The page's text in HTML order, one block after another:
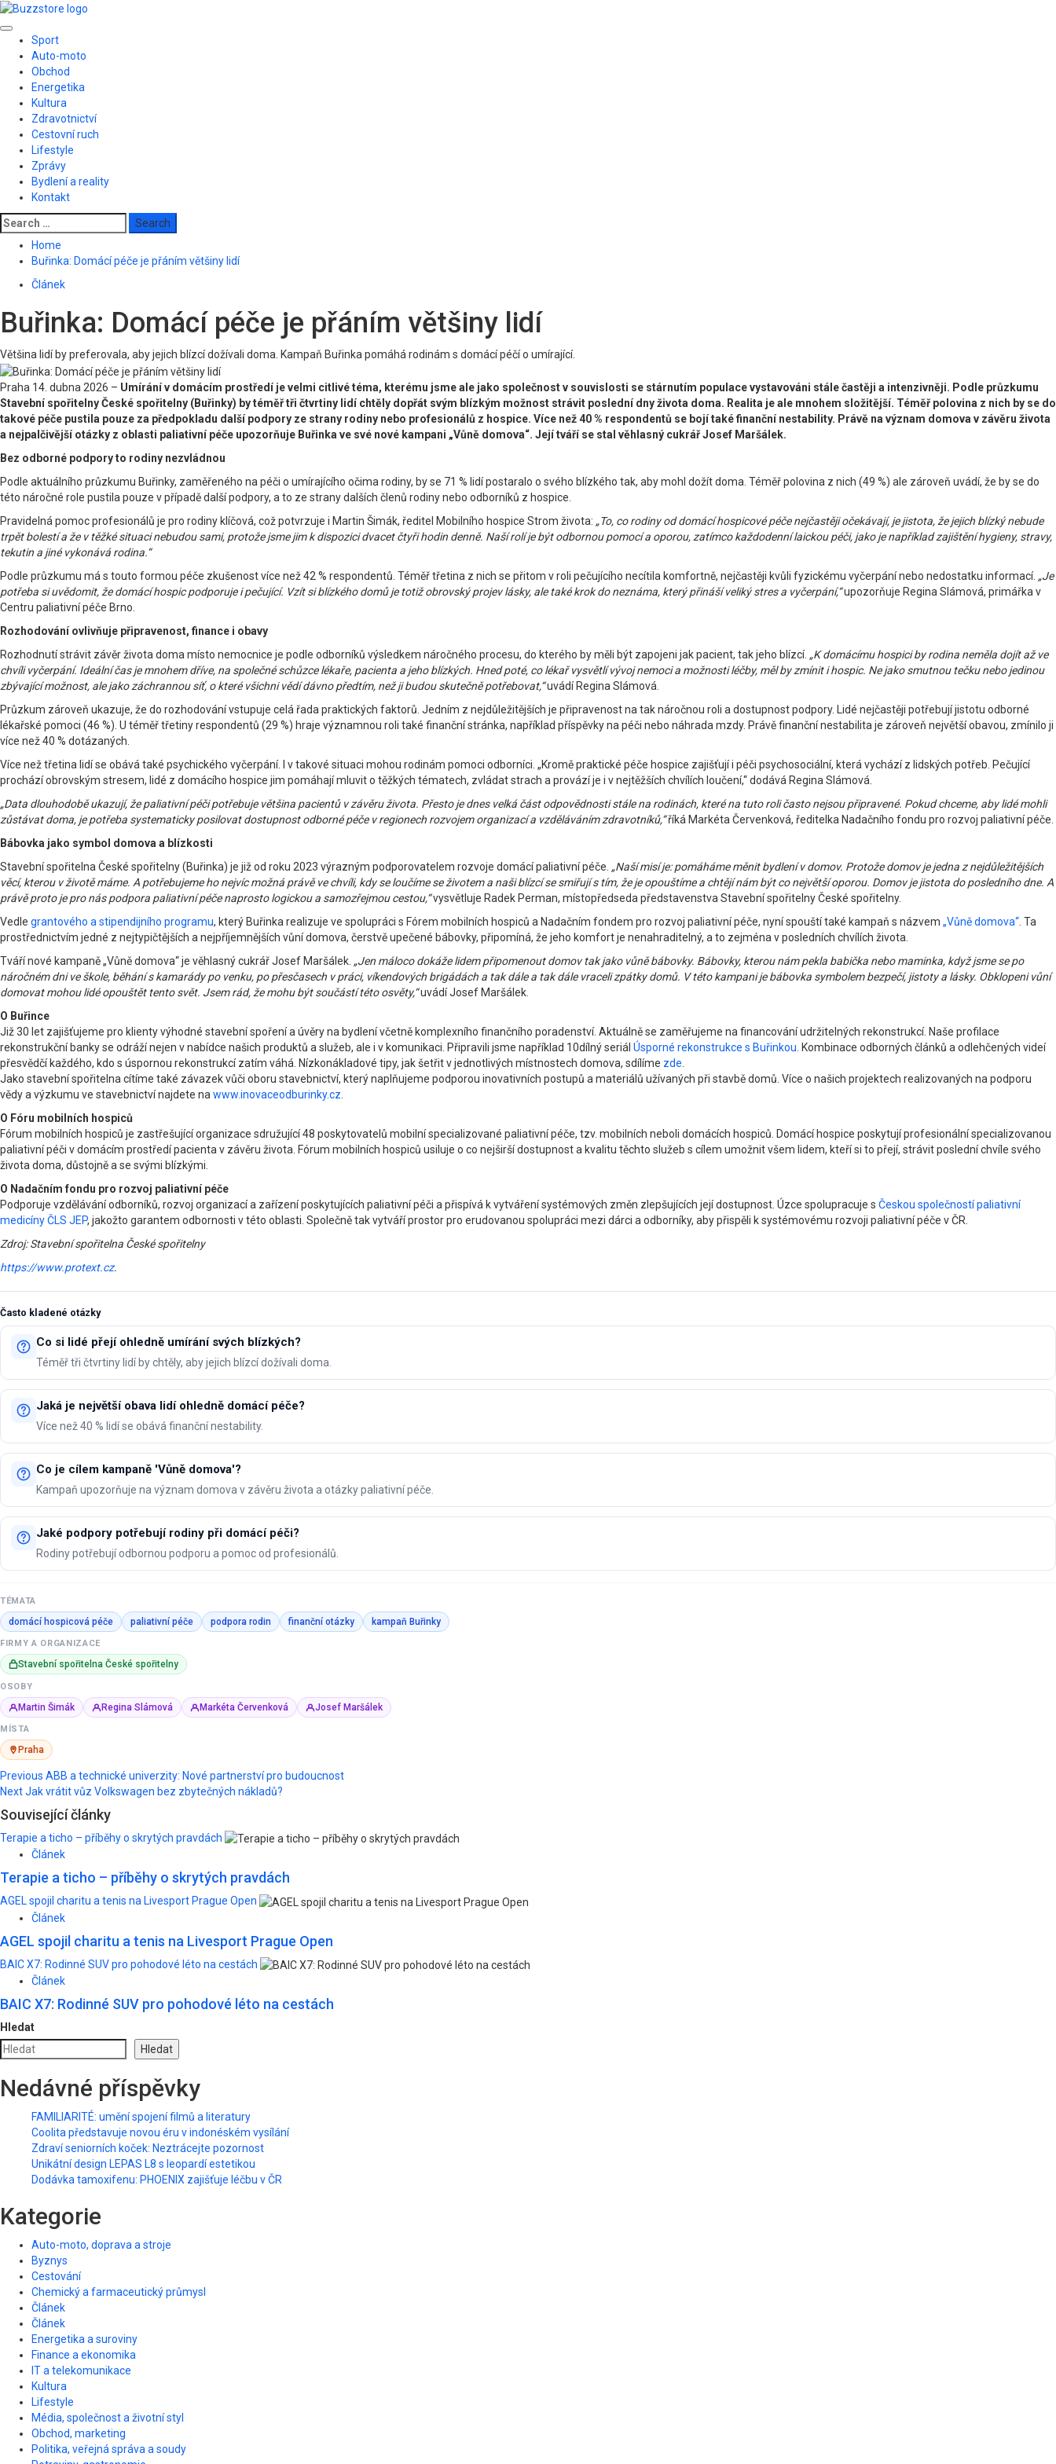
Skip
content
Primary
Menu
Sport
Auto-moto
Obchod
Energetika
Kultura
Zdravotnictví
Cestovní ruch
Lifestyle
Zprávy
Bydlení a reality
Kontakt
Search
for:
Home
Buřinka: Domácí péče je přáním většiny lidí
Článek
Buřinka: Domácí péče je přáním většiny lidí
Většina lidí by preferovala, aby jejich blízcí dožívali doma. Kampaň Buřinka pomáhá rodinám s domácí péčí o umírající.
Praha 14. dubna 2026 – Umírání v domácím prostředí je velmi citlivé téma, kterému jsme ale jako společnost v souvislosti se stárnutím populace vystavováni stále častěji a intenzivněji. Podle průzkumu
Stavební spořitelny České spořitelny (Buřinky) by téměř tři čtvrtiny lidí chtěly dopřát svým blízkým možnost strávit poslední dny života doma. Realita je ale mnohem složitější. Téměř polovina z nich by se do
takové péče pustila pouze za předpokladu další podpory ze strany rodiny nebo profesionálů z hospice. Více než 40 % respondentů se bojí také finanční nestability. Právě na význam domova v závěru života
a nejpalčivější otázky z oblasti paliativní péče upozorňuje Buřinka ve své nové kampani „Vůně domova“. Její tváří se stal věhlasný cukrář Josef Maršálek.
Bez odborné podpory to rodiny nezvládnou
Podle aktuálního průzkumu Buřinky, zaměřeného na péči o umírajícího očima rodiny, by se 71 % lidí postaralo o svého blízkého tak, aby mohl dožít doma. Téměř polovina z nich (49 %) ale zároveň uvádí, že by se do
této náročné role pustila pouze v případě další podpory, a to ze strany dalších členů rodiny nebo odborníků z hospice.
Pravidelná pomoc profesionálů je pro rodiny klíčová, což potvrzuje i Martin Šimák, ředitel Mobilního hospice Strom života: „To, co rodiny od domácí hospicové péče nejčastěji očekávají, je jistota, že jejich blízký nebude
trpět bolestí a že v těžké situaci nebudou sami, protože jsme jim k dispozici dvacet čtyři hodin denně. Naší rolí je být odbornou pomocí a oporou, zatímco každodenní laickou péči, jako je například zajištění hygieny, stravy,
tekutin a jiné vykonává rodina.“
Podle průzkumu má s touto formou péče zkušenost více než 42 % respondentů. Téměř třetina z nich se přitom v roli pečujícího necítila komfortně, nejčastěji kvůli fyzickému vyčerpání nebo nedostatku informací. „Je
potřeba si uvědomit, že domácí hospic podporuje i pečující. Vzít si blízkého domů je totiž obrovský projev lásky, ale také krok do neznáma, který přináší veliký stres a vyčerpání,“upozorňuje Regina Slámová, primářka v
Centru paliativní péče Brno.
Rozhodování ovlivňuje připravenost, finance i obavy
Rozhodnutí strávit závěr života doma místo nemocnice je podle odborníků výsledkem náročného procesu, do kterého by měli být zapojeni jak pacient, tak jeho blízcí. „K domácímu hospici by rodina neměla dojít až ve
chvíli vyčerpání. Ideální čas je mnohem dříve, na společné schůzce lékaře, pacienta a jeho blízkých. Hned poté, co lékař vysvětlí vývoj nemoci a možnosti léčby, měl by zmínit i hospic. Ne jako smutnou tečku nebo jedinou
zbývající možnost, ale jako záchrannou síť, o které všichni vědí dávno předtím, než ji budou skutečně potřebovat,“uvádí Regina Slámová.
Průzkum zároveň ukazuje, že do rozhodování vstupuje celá řada praktických faktorů. Jedním z nejdůležitějších je připravenost na tak náročnou roli a dostupnost podpory. Lidé nejčastěji potřebují jistotu odborné
lékařské pomoci (46 %). U téměř třetiny respondentů (29 %) hraje významnou roli také finanční stránka, například příspěvky na péči nebo náhrada mzdy. Právě finanční nestabilita je zároveň největší obavou, zmínilo ji
více než 40 % dotázaných.
Více než třetina lidí se obává také psychického vyčerpání. I v takové situaci mohou rodinám pomoci odborníci. „Kromě praktické péče hospice zajišťují i péči psychosociální, která vychází z lidských potřeb. Pečující
prochází obrovským stresem, lidé z domácího hospice jim pomáhají mluvit o těžkých tématech, zvládat strach a provází je i v nejtěžších chvílích loučení,“ dodává Regina Slámová.
„Data dlouhodobě ukazují, že paliativní péči potřebuje většina pacientů v závěru života. Přesto je dnes velká část odpovědnosti stále na rodinách, které na tuto roli často nejsou připravené. Pokud chceme, aby lidé mohli
zůstávat doma, je potřeba systematicky posilovat dostupnost odborné péče v regionech rozvojem organizací a vzděláváním zdravotníků,“říká Markéta Červenková, ředitelka Nadačního fondu pro rozvoj paliativní péče.
Bábovka jako symbol domova a blízkosti
Stavební spořitelna České spořitelny (Buřinka) je již od roku 2023 výrazným podporovatelem rozvoje domácí paliativní péče. „Naší misí je: pomáháme měnit bydlení v domov. Protože domov je jedna z nejdůležitějších
věcí, kterou v životě máme. A potřebujeme ho nejvíc možná právě ve chvíli, kdy se loučíme se životem a naši blízcí se smiřují s tím, že je opouštíme a chtějí nám být co největší oporou. Domov je jistota do posledního dne. A
právě proto je pro nás podpora paliativní péče naprosto logickou a samozřejmou cestou,“vysvětluje Radek Perman, místopředseda představenstva Stavební spořitelny České spořitelny.
Vedle grantového a stipendijního programu, který Buřinka realizuje ve spolupráci s Fórem mobilních hospiců a Nadačním fondem pro rozvoj paliativní péče, nyní spouští také kampaň s názvem „Vůně domova“ . Ta
prostřednictvím jedné z nejtypičtějších a nejpříjemnějších vůní domova, čerstvě upečené bábovky, připomíná, že jeho komfort je nenahraditelný, a to zejména v posledních chvílích života.
Tváří nové kampaně „Vůně domova“ je věhlasný cukrář Josef Maršálek. „Jen máloco dokáže lidem připomenout domov tak jako vůně bábovky. Bábovky, kterou nám pekla babička nebo maminka, když jsme se po
náročném dni ve škole, běhání s kamarády po venku, po přesčasech v práci, víkendových brigádách a tak dále a tak dále vraceli zpátky domů. V této kampani je bábovka symbolem bezpečí, jistoty a lásky. Obklopeni vůní
domovat mohou lidé opouštět tento svět. Jsem rád, že mohu být součástí této osvěty,“uvádí Josef Maršálek.
O Buřince
Již 30 let zajišťujeme pro klienty výhodné stavební spoření a úvěry na bydlení včetně komplexního finančního poradenství. Aktuálně se zaměřujeme na financování udržitelných rekonstrukcí. Naše profilace
rekonstrukční banky se odráží nejen v nabídce našich produktů a služeb, ale i v komunikaci. Připravili jsme například 10dílný seriál Úsporné rekonstrukce s Buřinkou . Kombinace odborných článků a odlehčených videí
přesvědčí každého, kdo s úspornou rekonstrukcí zatím váhá. Nízkonákladové tipy, jak šetřit v jednotlivých místnostech domova, sdílíme zde
Jako stavební spořitelna cítíme také závazek vůči oboru stavebnictví, který naplňujeme podporou inovativních postupů a materiálů užívaných při stavbě domů. Více o našich projektech realizovaných na podporu
vědy a výzkumu ve stavebnictví najdete na www.inovaceodburinky.cz
O Fóru mobilních hospiců
Fórum mobilních hospiců je zastřešující organizace sdružující 48 poskytovatelů mobilní specializované paliativní péče, tzv. mobilních neboli domácích hospiců. Domácí hospice poskytují profesionální specializovanou
paliativní péči v domácím prostředí pacienta v závěru života. Fórum mobilních hospiců usiluje o co nejširší dostupnost a kvalitu těchto služeb s cílem umožnit všem lidem, kteří si to přejí, strávit poslední chvíle svého
života doma, důstojně a se svými blízkými.
O Nadačním fondu pro rozvoj paliativní péče
Podporuje vzdělávání odborníků, rozvoj organizací a zařízení poskytujících paliativní péči a přispívá k vytváření systémových změn zlepšujících její dostupnost. Úzce spolupracuje s Českou společností paliativní
medicíny ČLS JEP, jakožto garantem odbornosti v této oblasti. Společně tak vytváří prostor pro erudovanou spolupráci mezi dárci a odborníky, aby přispěli k systémovému rozvoji paliativní péče v ČR.
Zdroj: Stavební spořitelna České spořitelny
https://www.protext.cz.
Často kladené otázky
Co si lidé přejí ohledně umírání svých blízkých?
Téměř tři čtvrtiny lidí by chtěly, aby jejich blízcí dožívali doma.
Jaká je největší obava lidí ohledně domácí péče?
Více než 40 % lidí se obává finanční nestability.
Co je cílem kampaně 'Vůně domova'?
Kampaň upozorňuje na význam domova v závěru života a otázky paliativní péče.
Jaké podpory potřebují rodiny při domácí péči?
Rodiny potřebují odbornou podporu a pomoc od profesionálů.
TÉMATA
domácí hospicová péče paliativní péče podpora rodin finanční otázky kampaň Buřinky
FIRMY A ORGANIZACE
Stavební spořitelna České spořitelny
OSOBY
Martin Šimák Regina Slámová Markéta Červenková Josef Maršálek
MÍSTA
Praha
Post
navigation
Previous ABB a technické univerzity: Nové partnerství pro budoucnost
NextJak vrátit vůz Volkswagen bez zbytečných nákladů?
Související články
Terapie a ticho – příběhy o skrytých pravdách
Článek
Terapie a ticho – příběhy o skrytých pravdách
AGEL spojil charitu a tenis na Livesport Prague Open
Článek
AGEL spojil charitu a tenis na Livesport Prague Open
BAIC X7: Rodinné SUV pro pohodové léto na cestách
Článek
BAIC X7: Rodinné SUV pro pohodové léto na cestách
Hledat
Hledat
Nedávné příspěvky
FAMILIARITÉ: umění spojení filmů a literatury
Coolita představuje novou éru v indonéském vysílání
Zdraví seniorních koček: Neztrácejte pozornost
Unikátní design LEPAS L8 s leopardí estetikou
Dodávka tamoxifenu: PHOENIX zajišťuje léčbu v ČR
Kategorie
Auto-moto, doprava a stroje
Byznys
Cestování
Chemický a farmaceutický průmysl
Článek
Článek
Energetika a suroviny
Finance a ekonomika
IT a telekomunikace
Kultura
Lifestyle
Média, společnost a životní styl
Obchod, marketing
Politika, veřejná správa a soudy